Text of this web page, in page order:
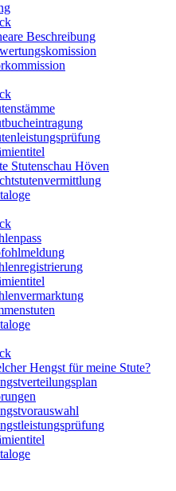
Beschreibung
Stutenschau Höven
Hengst für meine Stute?